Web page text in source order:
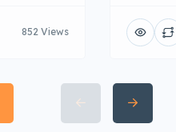
852 Views